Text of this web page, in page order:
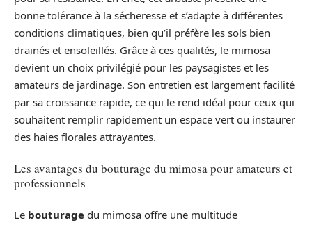
bonne tolérance à la sécheresse et s’adapte à différentes
conditions climatiques, bien qu’il préfère les sols bien
drainés et ensoleillés. Grâce à ces qualités, le mimosa
devient un choix privilégié pour les paysagistes et les
amateurs de jardinage. Son entretien est largement facilité
par sa croissance rapide, ce qui le rend idéal pour ceux qui
souhaitent remplir rapidement un espace vert ou instaurer
des haies florales attrayantes.
Les avantages du bouturage du mimosa pour amateurs et
professionnels
Le bouturage du mimosa offre une multitude